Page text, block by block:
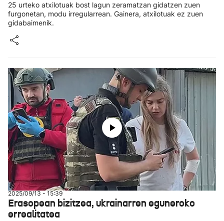
25 urteko atxilotuak bost lagun zeramatzan gidatzen zuen
furgonetan, modu irregularrean. Gainera, atxilotuak ez zuen
gidabaimenik.
2025/09/13 - 15:39
Erasopean bizitzea, ukrainarren eguneroko
errealitatea